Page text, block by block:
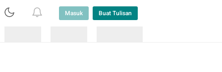
Masuk Buat Tulisan